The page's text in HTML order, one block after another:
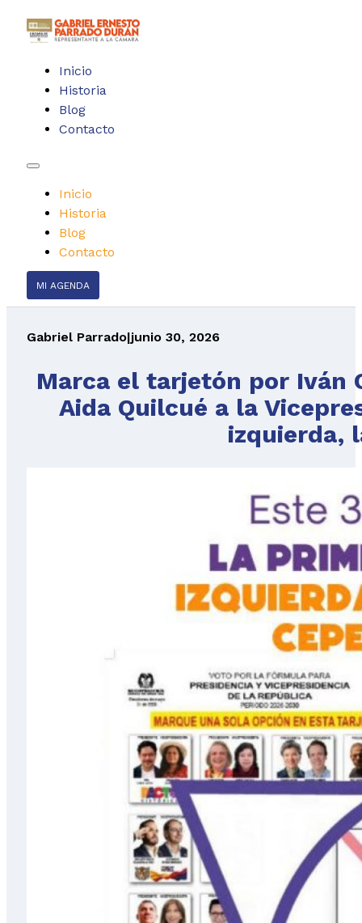
Inicio
Historia
Blog
Contacto
Inicio
Historia
Blog
Contacto
MI AGENDA
Gabriel Parrado|junio 30, 2026
Marca el tarjetón por Iván
Aida Quilcué a la
izquierda,